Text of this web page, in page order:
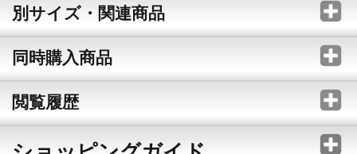
別サイズ・関連商品
同時購入商品
閲覧履歴